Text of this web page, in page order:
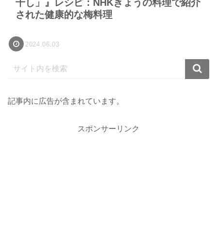
干し」』レシピ：NHKきょうの料理で紹介
された健康的な梅料理
2024.06.03
記事内に広告が含まれています。
スポンサーリンク